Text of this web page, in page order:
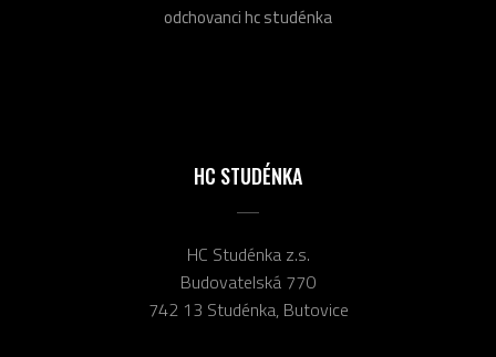
HC STUDÉNKA
HC Studénka z.s.
Budovatelská 770
742 13 Studénka, Butovice
odchovanci hc studénka